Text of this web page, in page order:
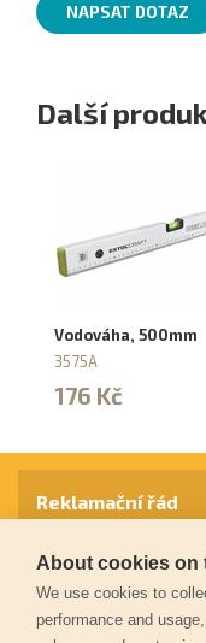
NAPSAT DOTAZ
Další
Vodováha, 500mm
3575A
176 Kč
Reklamační řád
Záruční podmínky
About cookies on
We use cookies to
performance and